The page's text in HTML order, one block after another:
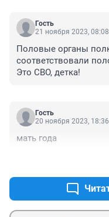
Гость
21 ноября 2023, 08:08
Половые органы
соответствовали
Это СВО, детка!
Гость
20 ноября 2023, 18:36
мать года